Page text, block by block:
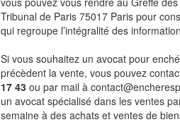
Tribunal de Paris 75017 Paris pour
qui regroupe l’intégralité des
Si vous souhaitez un avocat pour
précèdent la vente, vous pouvez
17 43 ou par mail à
un avocat spécialisé dans les ventes
semaine à des achats et ventes de